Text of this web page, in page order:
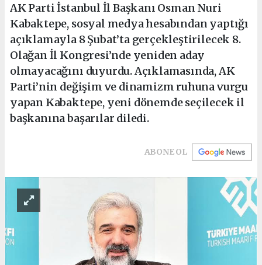
AK Parti İstanbul İl Başkanı Osman Nuri
Kabaktepe, sosyal medya hesabından yaptığı
açıklamayla 8 Şubat’ta gerçekleştirilecek 8.
Olağan İl Kongresi’nde yeniden aday
olmayacağını duyurdu. Açıklamasında, AK
Parti’nin değişim ve dinamizm ruhuna vurgu
yapan Kabaktepe, yeni dönemde seçilecek il
başkanına başarılar diledi.
ABONE OL